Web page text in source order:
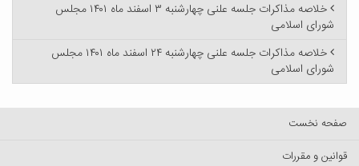
خلاصه مذاکرات جلسه علنی چهارشنبه ۳ اسفند ماه ۱۴۰۱ مجلس
شورای اسلامی
خلاصه مذاکرات جلسه علنی چهارشنبه ۲۴ اسفند ماه ۱۴۰۱ مجلس
شورای اسلامی
صفحه نخست
قوانین و مقررات